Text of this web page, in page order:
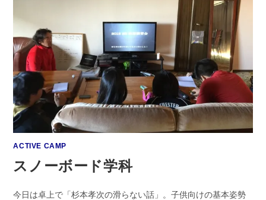
ACTIVE CAMP
スノーボード学科
今日は卓上で「杉本孝次の滑らない話」。子供向けの基本姿勢